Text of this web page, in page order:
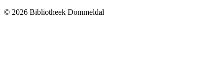
© 2026 Bibliotheek Dommeldal